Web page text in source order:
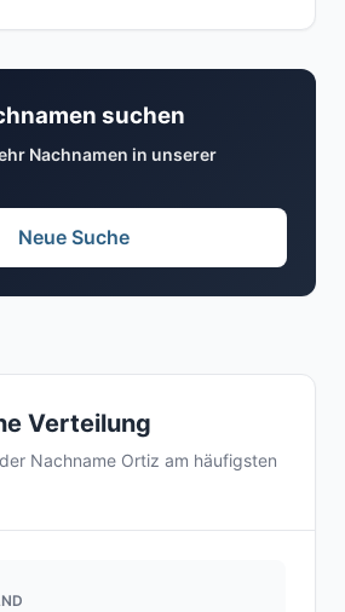
Verteilung
Nachname Ortiz am häufigsten
suchen
Nachnamen in unserer
Neue Suche